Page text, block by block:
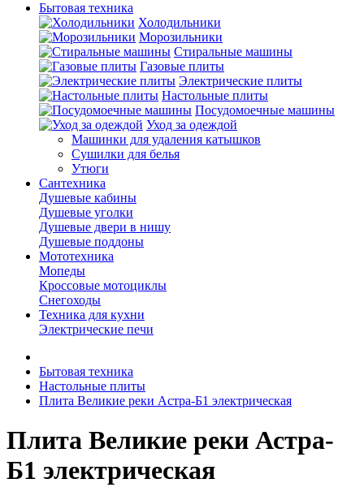
Бытовая техника
Холодильники
Морозильники
Стиральные машины
Газовые плиты
Электрические плиты
Настольные плиты
Посудомоечные машины
Уход за одеждой
Машинки для удаления катышков
Сушилки для белья
Утюги
Сантехника
Душевые кабины
Душевые уголки
Душевые двери в нишу
Душевые поддоны
Мототехника
Мопеды
Кроссовые мотоциклы
Снегоходы
Техника для кухни
Электрические печи
Бытовая техника
Настольные плиты
Плита Великие реки Астра-Б1 электрическая
Плита Великие реки Астра-
Б1 электрическая